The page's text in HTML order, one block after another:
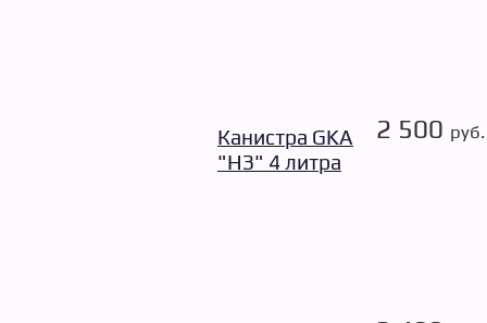
Канистра GKA
"НЗ" 4 литра
2 500 руб.